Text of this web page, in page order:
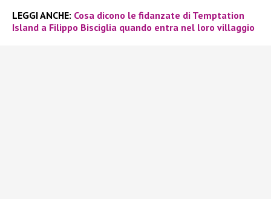
LEGGI ANCHE: Cosa dicono le fidanzate di Temptation
Island a Filippo Bisciglia quando entra nel loro villaggio